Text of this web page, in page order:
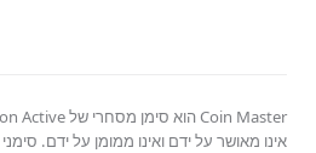
אינו מאושר על ידם ואינו ממומן על ידם.